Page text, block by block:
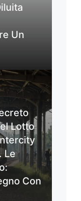
Un
Lotto
Le
Con